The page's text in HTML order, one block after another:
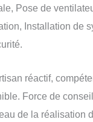
Pose de
Installation de
réactif,
Force de
de la réalisation